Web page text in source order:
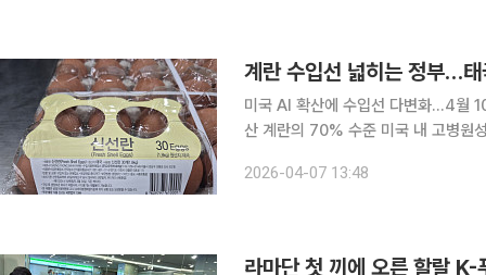
계란 수입선 넓히는 정부…
미국 AI 확산에 수입선 다변화…4월
산 계란의 70% 수준 미국 내 고병원성 조류인플루엔자(AI) 확산으로 계란 수급 불안 우려가 커지
수입 구조를 분산해 돌발 변수에 대응
2026-04-07 13:48
라마단 첫 끼에 오른 할랄